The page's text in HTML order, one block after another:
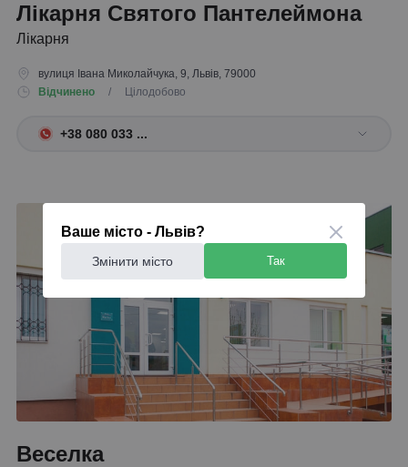
Ваше місто - Львів?
Змінити місто Так
Лікарня Святого Пантелеймона
Лікарня
вулиця Івана Миколайчука, 9, Львів, 79000
Відчинено
/ Цілодобово
+38 080 033 ...
Веселка